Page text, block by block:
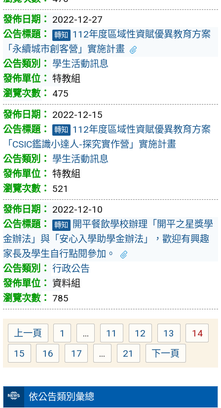
依公告類別彙總
2022-12-27
轉知
112年度區域性資賦優異教育方案
「永續城市創客營」實施計畫
學生活動訊息
特教組
475
2022-12-15
轉知
112年度區域性資賦優異教育方案
「CSIC鑑識小達人-探究實作營」實施計畫
學生活動訊息
特教組
521
2022-12-10
轉知
開平餐飲學校辦理「開平之星獎學
金辦法」與「安心入學助學金辦法」，歡迎有興趣
家長及學生自行點閱參加。
行政公告
資料組
785
上一頁 Page
1 ... Page
11 Page
12 Page
13 Page
14
Page
15 Page
16 Page
17 ... Page
21 下一頁